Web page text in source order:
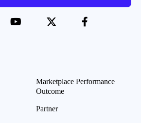
Marketplace Performance
Outcome
Partner